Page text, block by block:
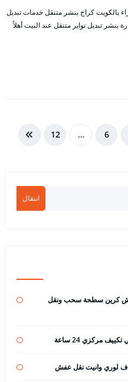
بالكويت كراج بنشر متنقل خدمات تبديل
بنشر تبديل تواير متنقل عند البيت أهلاً
6
…
12
انتقال
رقم / 65557275 / ونش كرين سطحة سحب ونقل